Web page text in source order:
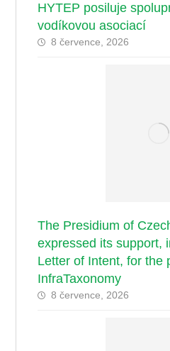
HYTEP posiluje
vodíkovou asociací
8 července, 2026
The Presidium of
expressed its support,
Letter of Intent, for the
InfraTaxonomy
8 července, 2026